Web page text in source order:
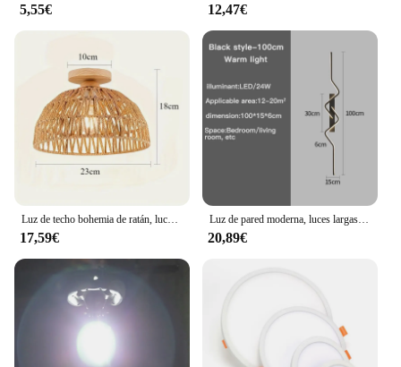
5,55€ 12,47€
17,59€
Luz de pared moderna, luces largas decorativas nórdicas para sala de estar, pasillo, luz de techo, accesorios de iluminación para decoración del hogar
20,89€